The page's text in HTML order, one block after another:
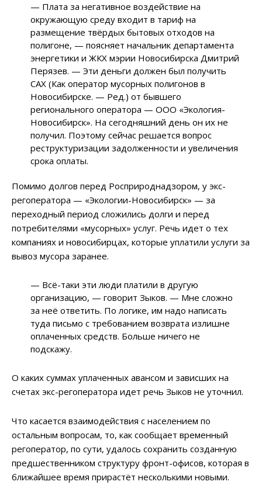
— Плата за негативное воздействие на
окружающую среду входит в тариф на
размещение твёрдых бытовых отходов на
полигоне, — поясняет начальник департамента
энергетики и ЖКХ мэрии Новосибирска Дмитрий
Перязев. — Эти деньги должен был получить
САХ (Как оператор мусорных полигонов в
Новосибирске. — Ред.) от бывшего
регионального оператора —ООО «Экология-
Новосибирск». На сегодняшний день он их не
получил. Поэтому сейчас решается вопрос
реструктуризации задолженности и увеличения
срока оплаты.
Помимо долгов перед Росприроднадзором, у экс-
регоператора — «Экологии-Новосибирск» — за
переходный период сложились долги и перед
потребителями «мусорных» услуг. Речь идет о тех
компаниях и новосибирцах, которые уплатили услуги за
вывоз мусора заранее.
— Всё-таки эти люди платили в другую
организацию, — говорит Зыков. — Мне сложно
за неё ответить. По логике, им надо написать
туда письмо с требованием возврата излишне
оплаченных средств. Больше ничего не
подскажу.
О каких суммах уплаченных авансом и зависших на
счетах экс-регоператора идет речь Зыков не уточнил.
Что касается взаимодействия с населением по
остальным вопросам, то, как сообщает временный
регоператор, по сути, удалось сохранить созданную
предшественником структуру фронт-офисов, которая в
ближайшее время прирастёт несколькими новыми.